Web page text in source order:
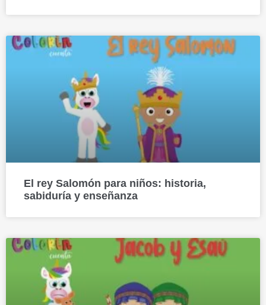
El rey Salomón para niños: historia,
sabiduría y enseñanza